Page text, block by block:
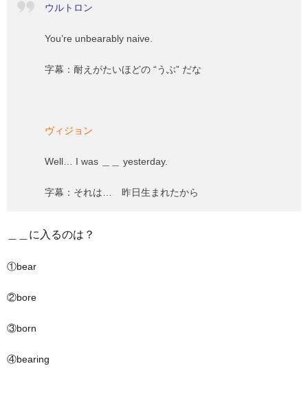
ウルトロン
You’re unbearably naive.
字幕：耐えがたいほどの “うぶ” だな
ヴィジョン
Well… I was ＿＿ yesterday.
字幕：それは… 昨日生まれたから
＿＿に入るのは？
①bear
②bore
③born
④bearing